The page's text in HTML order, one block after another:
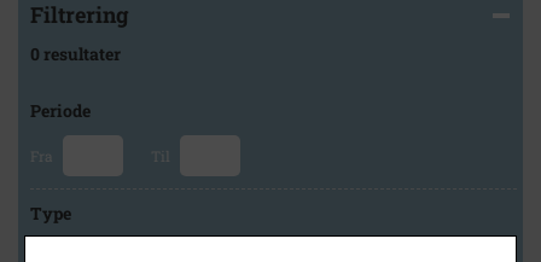
Filtrering
0 resultater
Periode
Fra Til
Type